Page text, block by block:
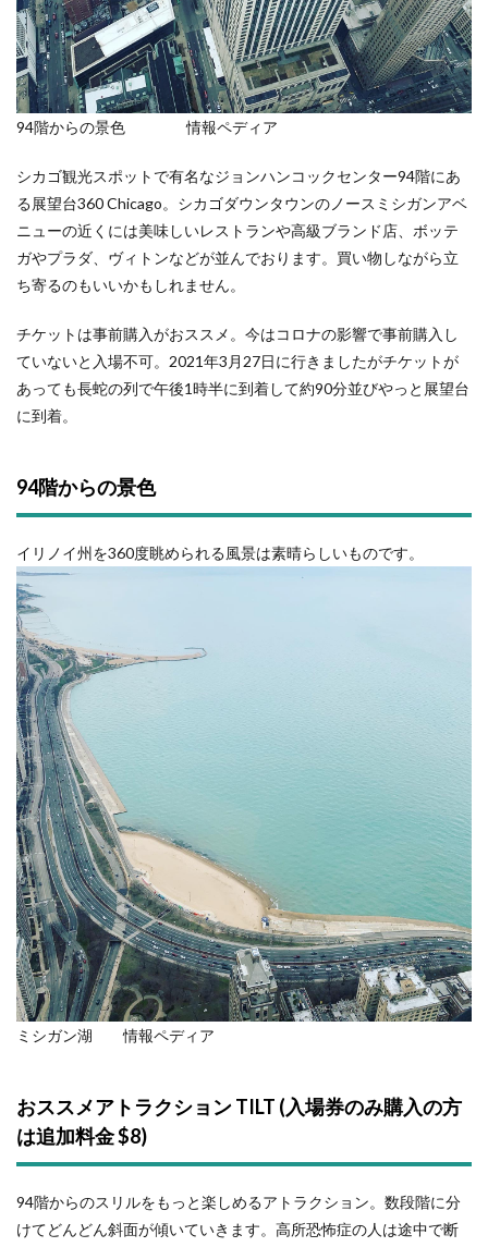
94階からの景色 情報ペディア
シカゴ観光スポットで有名なジョンハンコックセンター94階にあ
る展望台360 Chicago。シカゴダウンタウンのノースミシガンアベ
ニューの近くには美味しいレストランや高級ブランド店、ボッテ
ガやプラダ、ヴィトンなどが並んでおります。買い物しながら立
ち寄るのもいいかもしれません。
チケットは事前購入がおススメ。今はコロナの影響で事前購入し
ていないと入場不可。2021年3月27日に行きましたがチケットが
あっても長蛇の列で午後1時半に到着して約90分並びやっと展望台
に到着。
94階からの景色
イリノイ州を360度眺められる風景は素晴らしいものです。
ミシガン湖 情報ペディア
おススメアトラクション TILT (入場券のみ購入の方
は追加料金 $8)
94階からのスリルをもっと楽しめるアトラクション。数段階に分
けてどんどん斜面が傾いていきます。高所恐怖症の人は途中で断